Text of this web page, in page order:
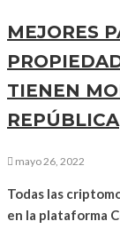
MEJORES
TIENEN
REPÚBLICA
mayo 26, 2022
Todas las
en la plataforma